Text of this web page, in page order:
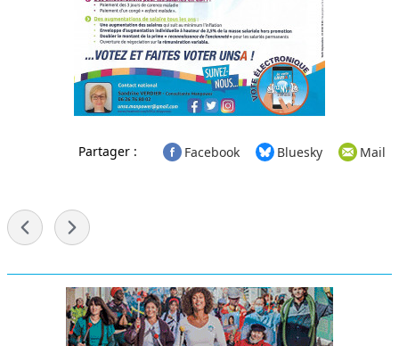
Partager : Facebook Bluesky Mail
Menu